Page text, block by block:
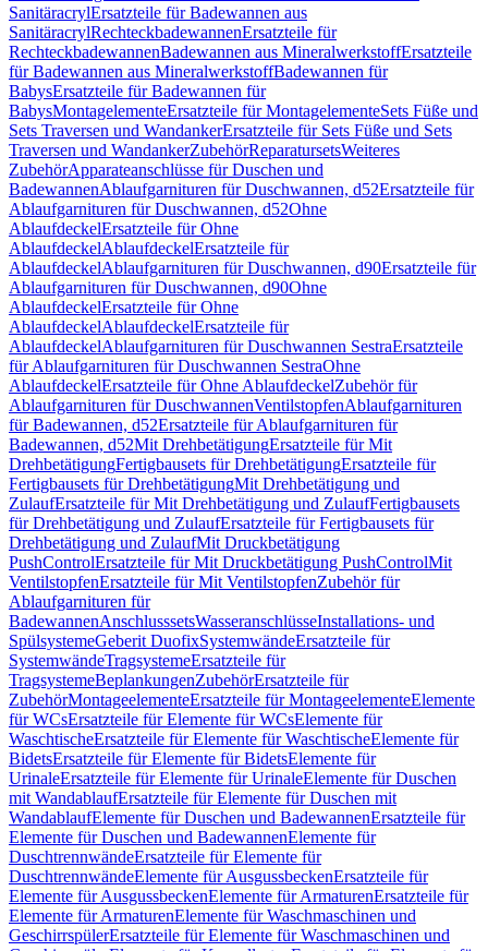
SanitäracrylErsatzteile für Badewannen aus
SanitäracrylRechteckbadewannenErsatzteile für
RechteckbadewannenBadewannen aus MineralwerkstoffErsatzteile
für Badewannen aus MineralwerkstoffBadewannen für
BabysErsatzteile für Badewannen für
BabysMontagelementeErsatzteile für MontagelementeSets Füße und
Sets Traversen und WandankerErsatzteile für Sets Füße und Sets
Traversen und WandankerZubehörReparatursetsWeiteres
ZubehörApparateanschlüsse für Duschen und
BadewannenAblaufgarnituren für Duschwannen, d52Ersatzteile für
Ablaufgarnituren für Duschwannen, d52Ohne
AblaufdeckelErsatzteile für Ohne
AblaufdeckelAblaufdeckelErsatzteile für
AblaufdeckelAblaufgarnituren für Duschwannen, d90Ersatzteile für
Ablaufgarnituren für Duschwannen, d90Ohne
AblaufdeckelErsatzteile für Ohne
AblaufdeckelAblaufdeckelErsatzteile für
AblaufdeckelAblaufgarnituren für Duschwannen SestraErsatzteile
für Ablaufgarnituren für Duschwannen SestraOhne
AblaufdeckelErsatzteile für Ohne AblaufdeckelZubehör für
Ablaufgarnituren für DuschwannenVentilstopfenAblaufgarnituren
für Badewannen, d52Ersatzteile für Ablaufgarnituren für
Badewannen, d52Mit DrehbetätigungErsatzteile für Mit
DrehbetätigungFertigbausets für DrehbetätigungErsatzteile für
Fertigbausets für DrehbetätigungMit Drehbetätigung und
ZulaufErsatzteile für Mit Drehbetätigung und ZulaufFertigbausets
für Drehbetätigung und ZulaufErsatzteile für Fertigbausets für
Drehbetätigung und ZulaufMit Druckbetätigung
PushControlErsatzteile für Mit Druckbetätigung PushControlMit
VentilstopfenErsatzteile für Mit VentilstopfenZubehör für
Ablaufgarnituren für
BadewannenAnschlusssetsWasseranschlüsseInstallations- und
SpülsystemeGeberit DuofixSystemwändeErsatzteile für
SystemwändeTragsystemeErsatzteile für
TragsystemeBeplankungenZubehörErsatzteile für
ZubehörMontageelementeErsatzteile für MontageelementeElemente
für WCsErsatzteile für Elemente für WCsElemente für
WaschtischeErsatzteile für Elemente für WaschtischeElemente für
BidetsErsatzteile für Elemente für BidetsElemente für
UrinaleErsatzteile für Elemente für UrinaleElemente für Duschen
mit WandablaufErsatzteile für Elemente für Duschen mit
WandablaufElemente für Duschen und BadewannenErsatzteile für
Elemente für Duschen und BadewannenElemente für
DuschtrennwändeErsatzteile für Elemente für
DuschtrennwändeElemente für AusgussbeckenErsatzteile für
Elemente für AusgussbeckenElemente für ArmaturenErsatzteile für
Elemente für ArmaturenElemente für Waschmaschinen und
GeschirrspülerErsatzteile für Elemente für Waschmaschinen und